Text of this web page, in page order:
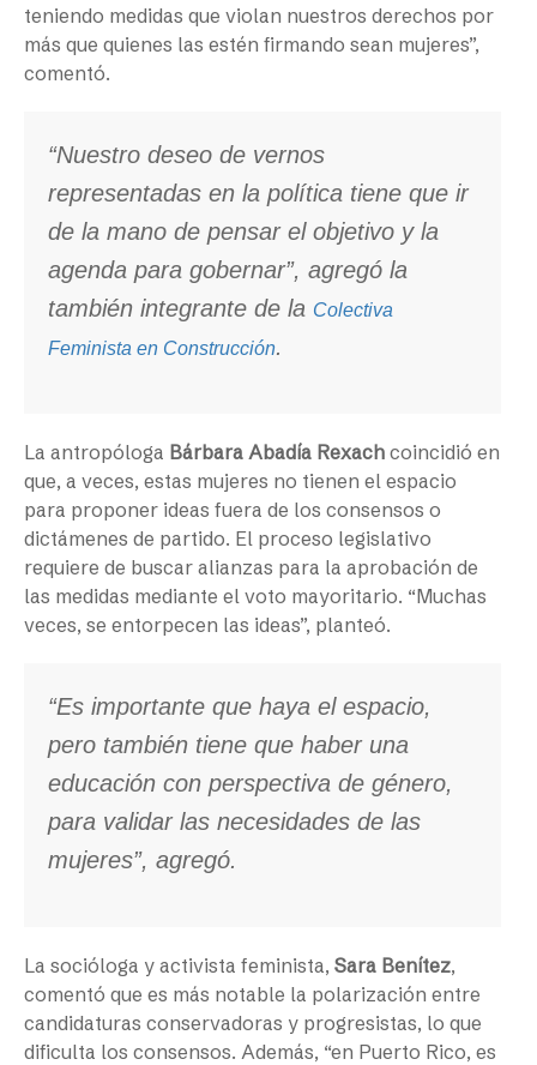
teniendo medidas que violan nuestros derechos por
más que quienes las estén firmando sean mujeres”,
comentó.
“Nuestro deseo de vernos
representadas en la política tiene que ir
de la mano de pensar el objetivo y la
agenda para gobernar”, agregó la
también integrante de la Colectiva
Feminista en Construcción.
La antropóloga Bárbara Abadía Rexach coincidió en
que, a veces, estas mujeres no tienen el espacio
para proponer ideas fuera de los consensos o
dictámenes de partido. El proceso legislativo
requiere de buscar alianzas para la aprobación de
las medidas mediante el voto mayoritario. “Muchas
veces, se entorpecen las ideas”, planteó.
“Es importante que haya el espacio,
pero también tiene que haber una
educación con perspectiva de género,
para validar las necesidades de las
mujeres”, agregó.
La socióloga y activista feminista, Sara Benítez,
comentó que es más notable la polarización entre
candidaturas conservadoras y progresistas, lo que
dificulta los consensos. Además, “en Puerto Rico, es